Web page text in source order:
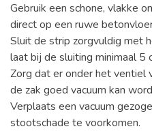
Gebruik een schone, vlakke
direct op een ruwe
Sluit de strip zorgvuldig met
laat bij de sluiting minimaal 5
Zorg dat er onder het ventiel
de zak goed vacuum kan
Verplaats een vacuum
stootschade te voorkomen.